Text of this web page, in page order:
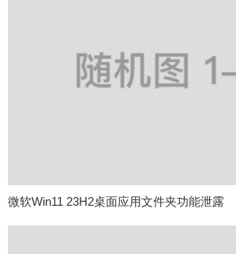
微软Win11 23H2桌面应用文件夹功能泄露